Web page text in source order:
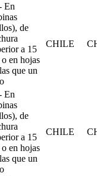
En
de
a 15
en hojas
que un
CHILE
En
de
a 15
en hojas
que un
CHILE